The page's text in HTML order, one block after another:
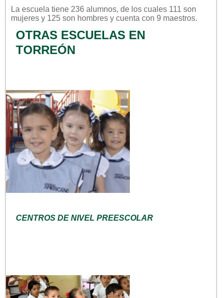
La escuela tiene 236 alumnos, de los cuales 111 son
mujeres y 125 son hombres y cuenta con 9 maestros.
OTRAS ESCUELAS EN
TORREÓN
CENTROS DE NIVEL PREESCOLAR